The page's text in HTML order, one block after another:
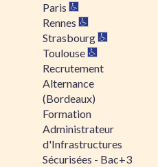
Paris
Rennes
Strasbourg
Toulouse
Recrutement
Alternance
(Bordeaux)
Formation
Administrateur
d'Infrastructures
Sécurisées - Bac+3